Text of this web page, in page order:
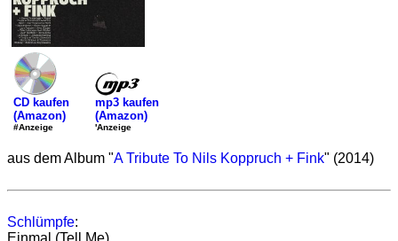
CD kaufen
(Amazon)
#Anzeige
mp3 kaufen
(Amazon)
'Anzeige
aus dem Album "A Tribute To Nils Koppruch + Fink" (2014)
Schlümpfe:
Einmal (Tell Me)